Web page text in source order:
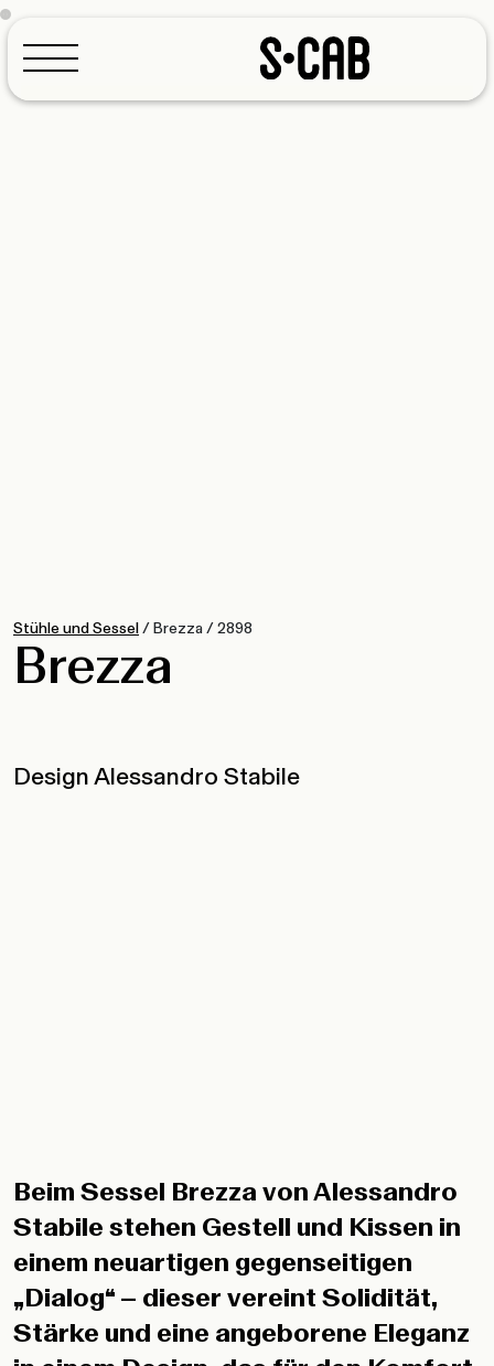
Stühle und Sessel/Brezza/2898
Brezza
Design Alessandro Stabile
Beim Sessel Brezza von Alessandro
Stabile stehen Gestell und Kissen in
einem neuartigen gegenseitigen
„Dialog“ – dieser vereint Solidität,
Stärke und eine angeborene Eleganz